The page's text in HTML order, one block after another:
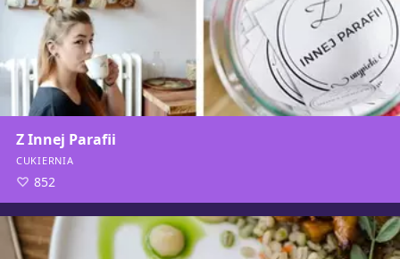
Z Innej Parafii
CUKIERNIA
852